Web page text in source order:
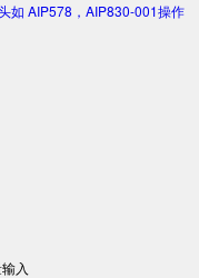
如 AIP578，AIP830-001操作
入